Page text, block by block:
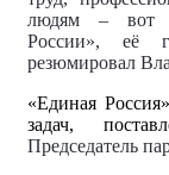
людям – вот
России», её
резюмировал
«Единая
задач,
Председатель